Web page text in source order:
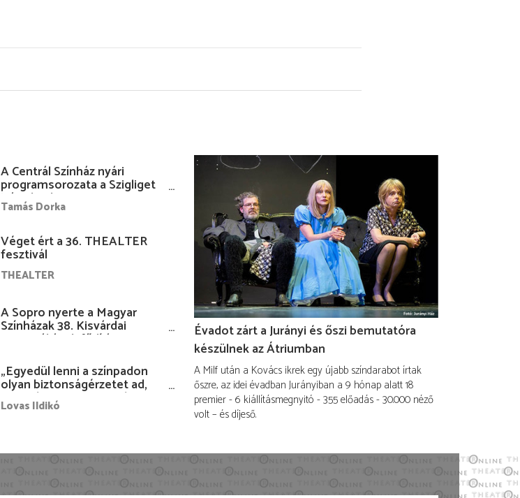
A Centrál Színház nyári
programsorozata a Szigliget
Várudvarban
Tamás Dorka
Véget ért a 36. THEALTER
fesztivál
THEALTER
A Sopro nyerte a Magyar
Színházak 38. Kisvárdai
Fesztiváljának fődíját
„Egyedül lenni a színpadon
olyan biztonságérzetet ad,
hogy lám, mindenki más
nélkül is megvagyok
Lovas Ildikó
Évadot zárt a Jurányi és őszi bemutatóra
készülnek az Átriumban
A Milf után a Kovács ikrek egy újabb színdarabot írtak
őszre, az idei évadban Jurányiban a 9 hónap alatt 18
premier - 6 kiállításmegnyitó - 355 előadás - 30.000 néző
volt – és díjeső.